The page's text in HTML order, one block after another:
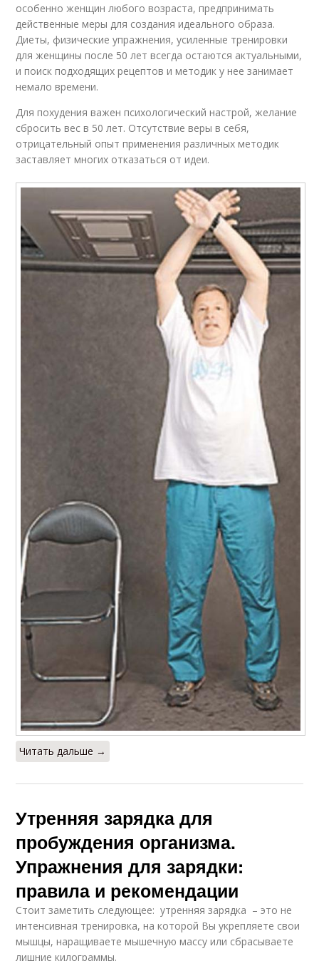
особенно женщин любого возраста, предпринимать
действенные меры для создания идеального образа.
Диеты, физические упражнения, усиленные тренировки
для женщины после 50 лет всегда остаются актуальными,
и поиск подходящих рецептов и методик у нее занимает
немало времени.
Для похудения важен психологический настрой, желание
сбросить вес в 50 лет. Отсутствие веры в себя,
отрицательный опыт применения различных методик
заставляет многих отказаться от идеи.
Читать дальше →
Утренняя зарядка для
пробуждения организма.
Упражнения для зарядки:
правила и рекомендации
Стоит заметить следующее: утренняя зарядка – это не
интенсивная тренировка, на которой Вы укрепляете свои
мышцы, наращиваете мышечную массу или сбрасываете
лишние килограммы.